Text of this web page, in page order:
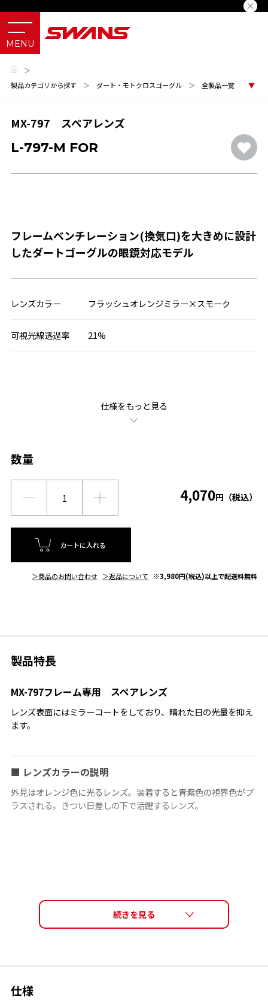
＞
製品カテゴリから探す
＞ ダート・モトクロスゴーグル ＞ 全製品一覧
MX-797 スペアレンズ
L-797-M FOR
フレームベンチレーション(換気口)を大きめに設計
したダートゴーグルの眼鏡対応モデル
レンズカラー フラッシュオレンジミラー×スモーク
可視光線透過率 21%
仕様をもっと見る
数量
4,070円（税込）
カートに入れる
＞商品のお問い合わせ ＞返品について ※3,980円(税込)以上で配送料無料
製品特長
MX-797フレーム専用 スペアレンズ
レンズ表面にはミラーコートをしており、晴れた日の光量を抑え
ます。
■ レンズカラーの説明
外見はオレンジ色に光るレンズ。装着すると青紫色の視界色がプ
ラスされる。きつい日差しの下で活躍するレンズ。
仕様